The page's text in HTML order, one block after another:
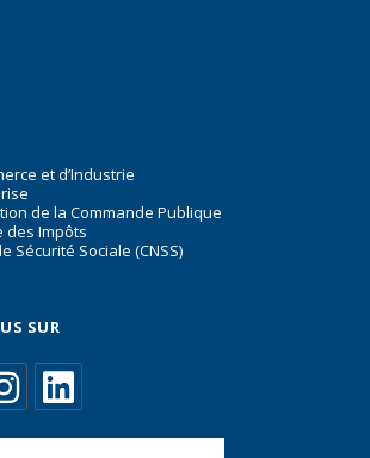
et d’Industrie
de la Commande Publique
des Impôts
Sécurité Sociale (CNSS)
SUR